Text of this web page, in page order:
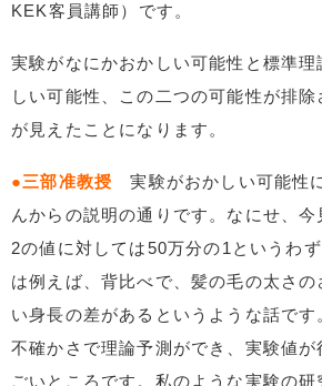
KEK客員講師）です。
実験がなにかおかしい可能性と標準
しい可能性、この二つの可能性が排
が見えたことになります。
●三部准教授 実験がおかしい可能性
んからの説明の通りです。なにせ、
2の値に対しては50万分の1というわ
は例えば、背比べで、髪の毛の太さの
い身長の差があるというような話で
不確かさで理論予測ができ、実験値が
ごいところです。私のような実験の